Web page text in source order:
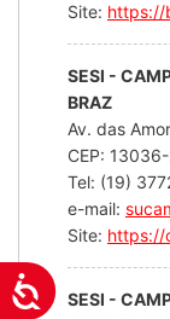
Site: https://
SESI -
BRAZ
Av. das
CEP:
Tel: (19)
e-mail:
Site: https://
SESI -